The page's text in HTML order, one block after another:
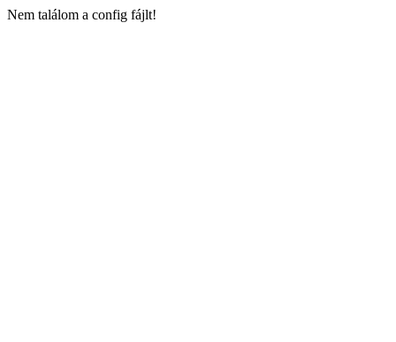
Nem találom a config fájlt!